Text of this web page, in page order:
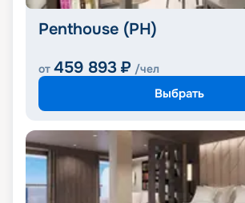
Penthouse (PH)
от 459 893 ₽ /чел
Выбрать